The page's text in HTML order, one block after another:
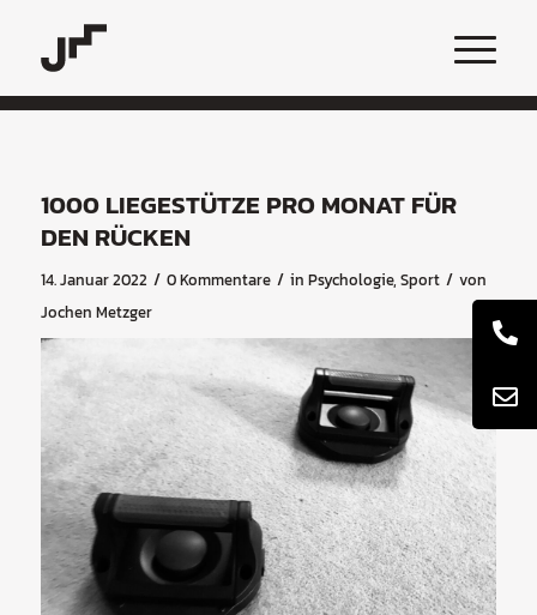
1000 LIEGESTÜTZE PRO MONAT FÜR
DEN RÜCKEN
14. Januar 2022 / 0 Kommentare / in Psychologie, Sport / von
Jochen Metzger